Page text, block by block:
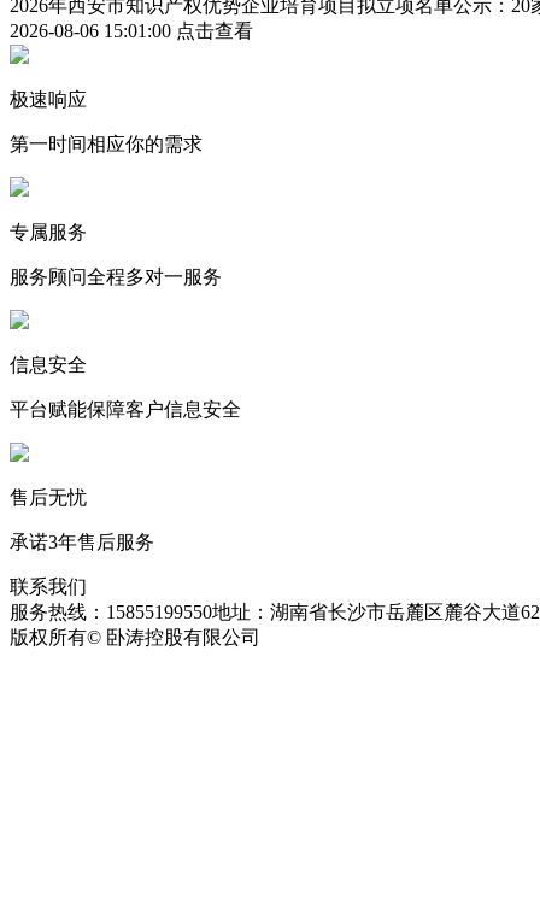
2026年西安市知识产权优势企业培育项目拟立项名单公示：
2026-08-06 15:01:00 点击查看
极速响应
第一时间相应你的需求
专属服务
服务顾问全程多对一服务
信息安全
平台赋能保障客户信息安全
售后无忧
承诺3年售后服务
联系我们
服务热线：15855199550地址：湖南省长沙市岳麓区麓谷大道
版权所有© 卧涛控股有限公司